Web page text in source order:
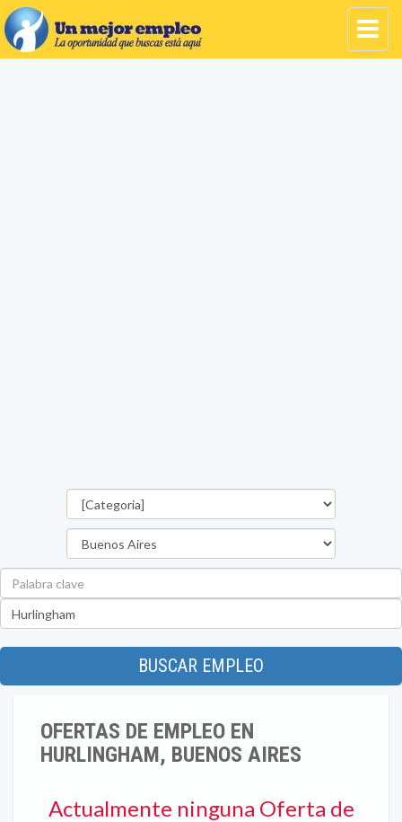
BUSCAR EMPLEO
OFERTAS DE EMPLEO EN
HURLINGHAM, BUENOS AIRES
Actualmente ninguna Oferta de